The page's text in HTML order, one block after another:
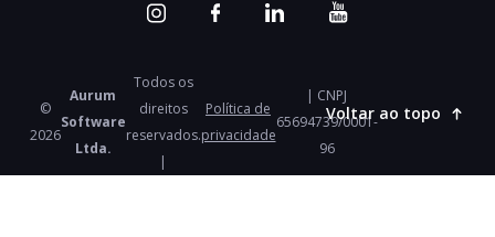
©
2026
Aurum
Software
Ltda.
Todos os
direitos
reservados.
|
Política de
privacidade
| CNPJ
65694739/0001-
96
Voltar ao topo